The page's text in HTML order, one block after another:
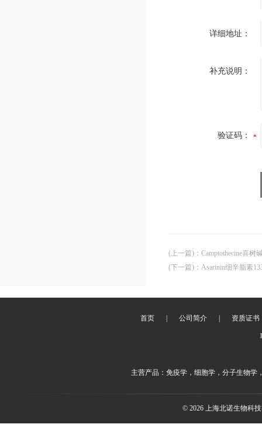
详细地址：
补充说明：
验证码：
(上一篇) ： Camptothecine喜树
(下一篇) ： Asarinin细辛脂素
首页 公司简介 资质证书
主营产品：免疫学，细胞学，分子生物学
© 2026 上海北诺生物科